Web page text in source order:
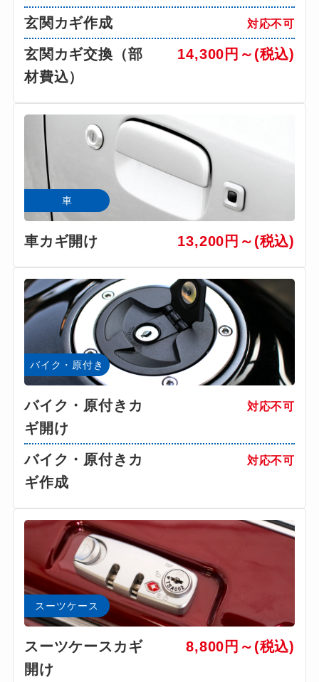
玄関カギ作成
対応不可
玄関カギ交換（部
材費込）
14,300円～(税込)
車
車カギ開け 13,200円～(税込)
バイク・原付き
バイク・原付きカ
ギ開け
対応不可
バイク・原付きカ
ギ作成
対応不可
スーツケース
スーツケースカギ
開け
8,800円～(税込)